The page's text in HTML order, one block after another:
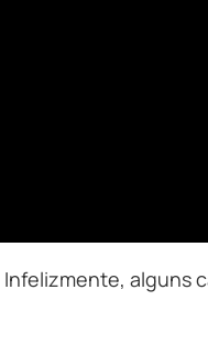
Infelizmente, alguns